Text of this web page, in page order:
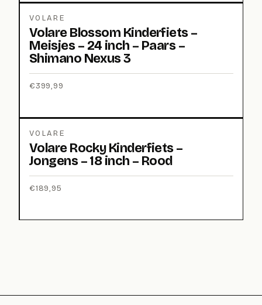
VOLARE
Volare Blossom Kinderfiets –
Meisjes – 24 inch – Paars –
Shimano Nexus 3
€399,99
VOLARE
Volare Rocky Kinderfiets –
Jongens – 18 inch – Rood
€189,95